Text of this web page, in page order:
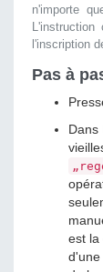
n'importe
l'inscription
Pas à
Dans
est la